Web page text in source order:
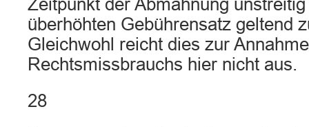
Zeitpunkt der Abmahnung
überhöhten Gebührensatz geltend
Gleichwohl reicht dies zur
Rechtsmissbrauchs hier nicht aus.
28